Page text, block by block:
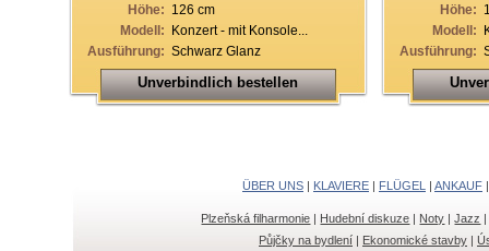
Höhe: 126 cm
Modell: Konzert - mit Konsole...
Ausführung: Schwarz Glanz
Unverbindlich bestellen
Höhe:
Modell:
Ausführung:
ÜBER UNS | KLAVIERE | FLÜGEL | ANKAUF
Plzeňská filharmonie | Hudební diskuze | Noty |Jazz
Půjčky na bydlení | Ekonomické stavby |